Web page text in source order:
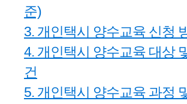
준)
3. 개인택시 양수교육 신청
4. 개인택시 양수교육 대상
건
5. 개인택시 양수교육 과정